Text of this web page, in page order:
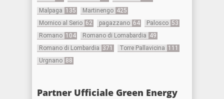
Malpaga 135 Martinengo 425
Mornico al Serio 62 pagazzano 64 Palosco 53
Romano 104 Romano di Lomabardia 49
Romano di Lombardia 371 Torre Pallavicina 111
Urgnano 88
Partner Ufficiale Green Energy